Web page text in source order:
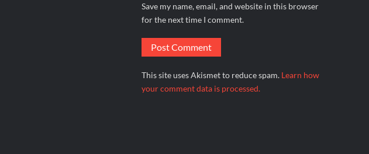
Save my name, email, and website in this browser
for the next time I comment.
This site uses Akismet to reduce spam. Learn how
your comment data is processed.